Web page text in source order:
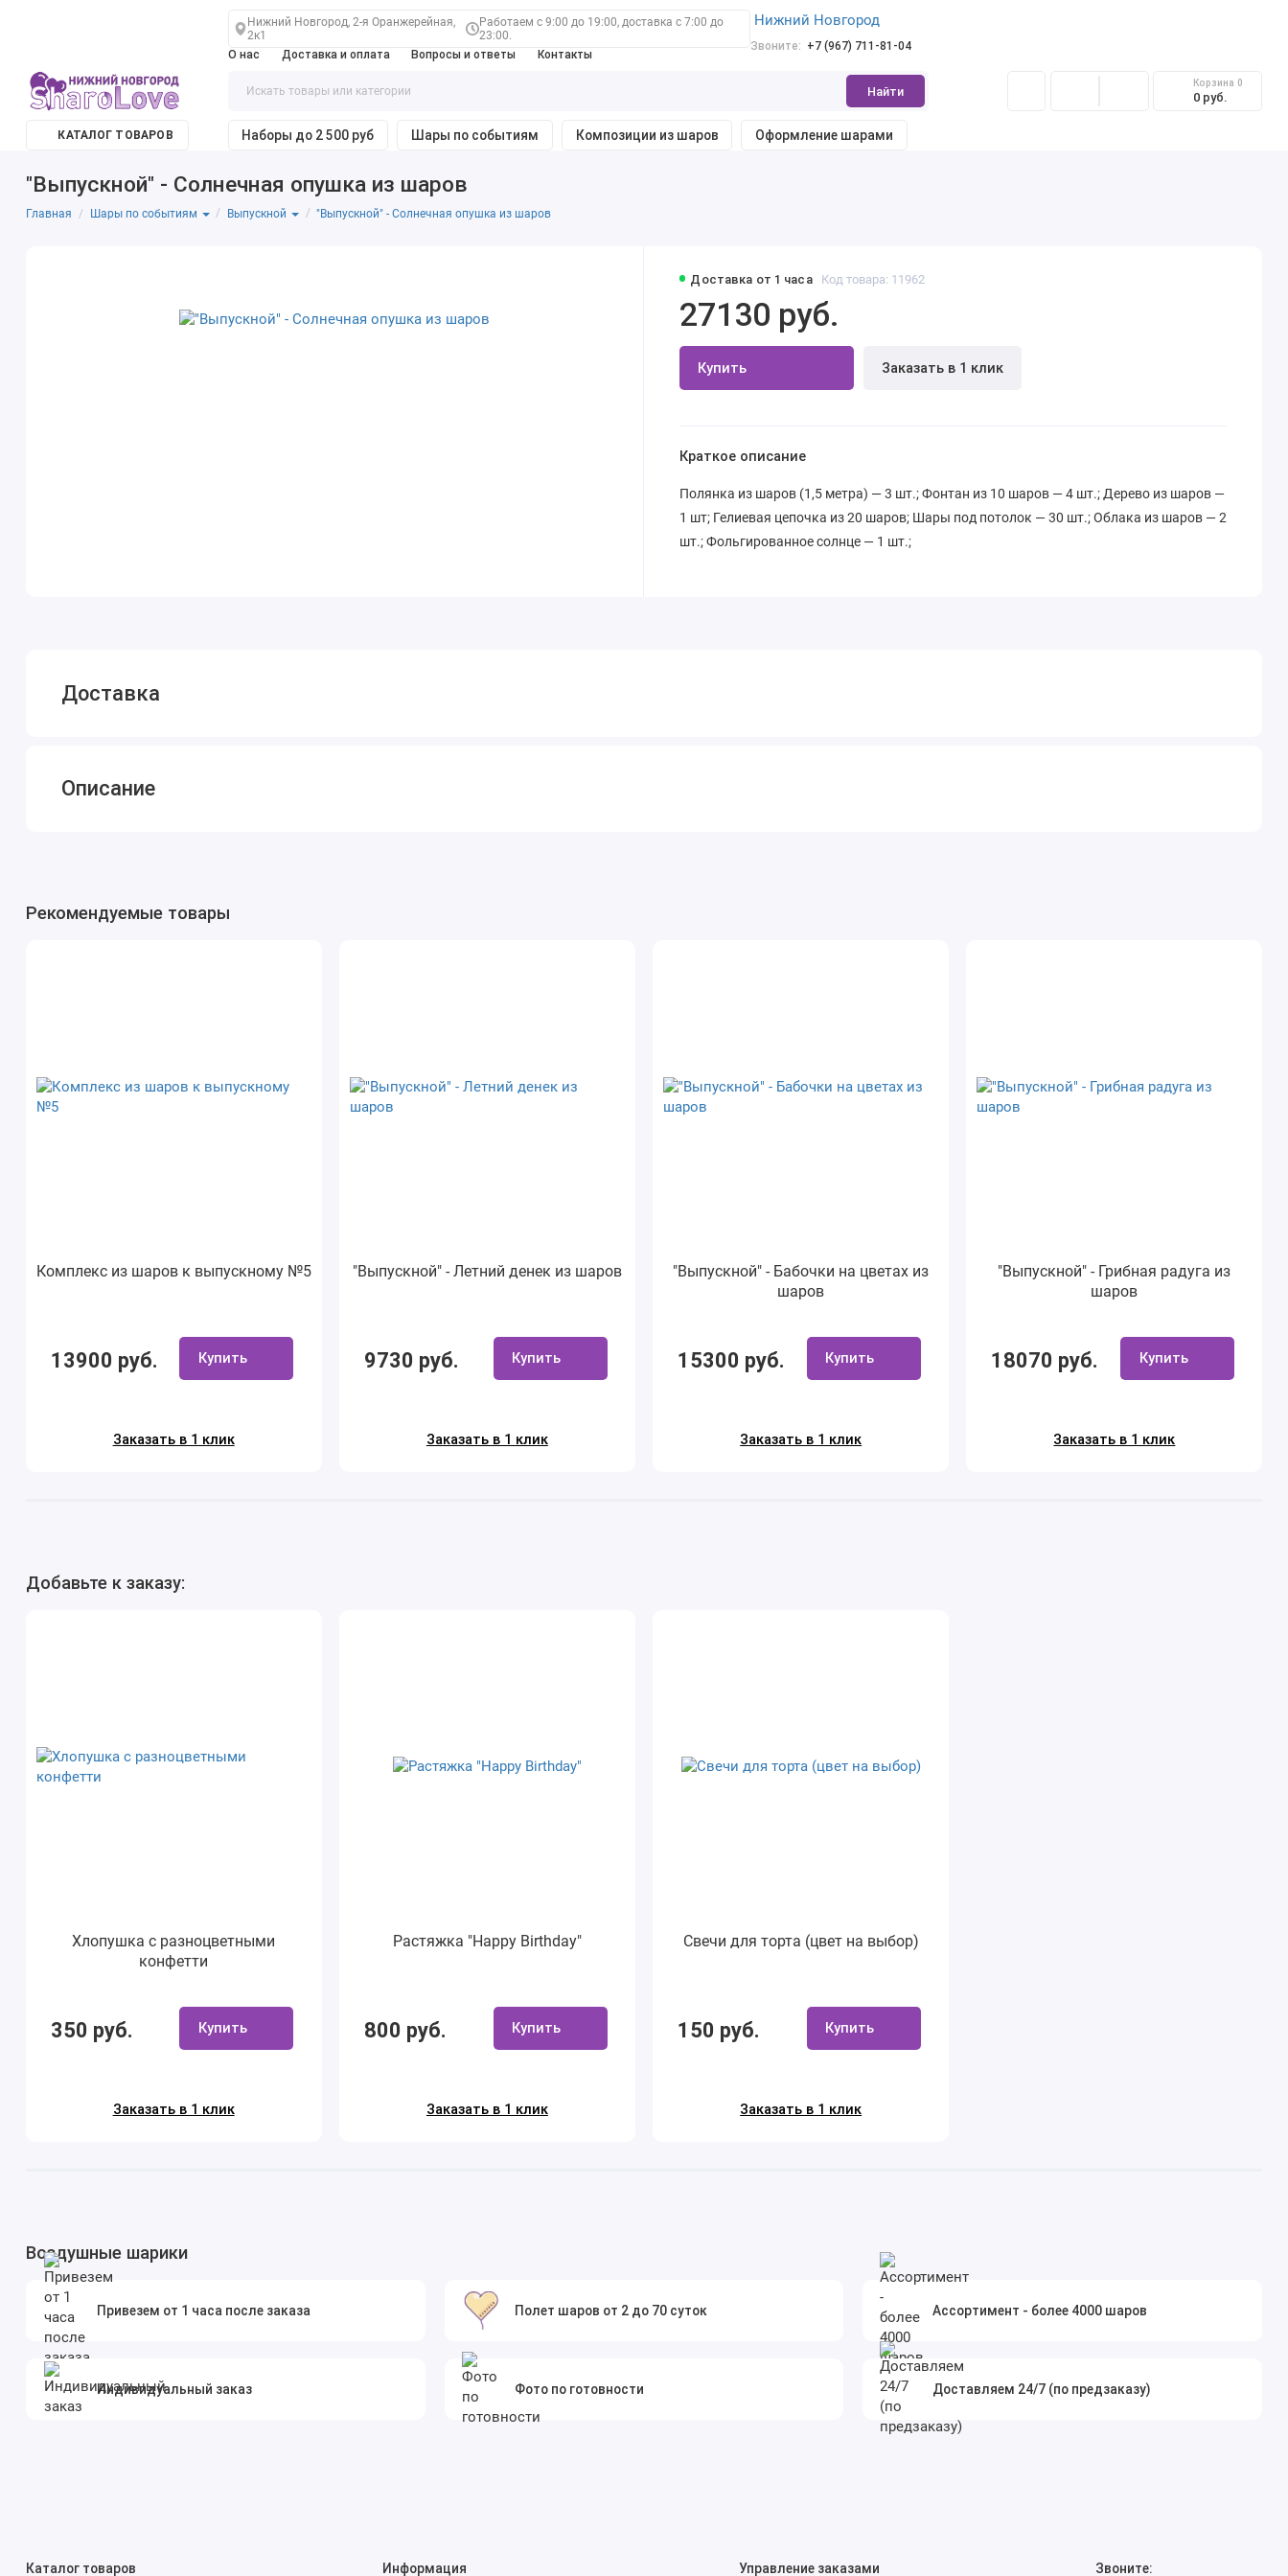
Нижний Новгород, 2-я Оранжерейная,
2к1
Работаем с 9:00 до 19:00, доставка с 7:00 до
23:00.
О нас
Доставка и оплата Вопросы и ответы Контакты
Нижний Новгород
Звоните: +7 (967) 711-81-04
Найти
Корзина 0
0 руб.
КАТАЛОГ ТОВАРОВ Наборы до 2 500 руб Шары по событиям Композиции из шаров Оформление шарами
"Выпускной" - Солнечная опушка из шаров
Главная Шары по событиям Выпускной "Выпускной" - Солнечная опушка из шаров
Доставка от 1 часа Код товара: 11962
27130 руб.
Купить Заказать в 1 клик
Краткое описание
Полянка из шаров (1,5 метра) — 3 шт.; Фонтан из 10 шаров — 4 шт.; Дерево из шаров —
1 шт; Гелиевая цепочка из 20 шаров; Шары под потолок — 30 шт.; Облака из шаров — 2
шт.; Фольгированное солнце — 1 шт.;
Доставка
Описание
Рекомендуемые товары
Комплекс из шаров к выпускному №5
13900 руб. Купить
Заказать в 1 клик
"Выпускной" - Летний денек из шаров
9730 руб. Купить
Заказать в 1 клик
"Выпускной" - Бабочки на цветах из
шаров
15300 руб. Купить
Заказать в 1 клик
"Выпускной" - Грибная радуга из
шаров
18070 руб. Купить
Заказать в 1 клик
Добавьте к заказу:
Хлопушка с разноцветными
конфетти
350 руб. Купить
Заказать в 1 клик
Растяжка "Happy Birthday"
800 руб. Купить
Заказать в 1 клик
Свечи для торта (цвет на выбор)
150 руб. Купить
Заказать в 1 клик
Воздушные шарики
Привезем от 1 часа после заказа Полет шаров от 2 до 70 суток Ассортимент - более 4000 шаров
Индивидуальный заказ Фото по готовности Доставляем 24/7 (по предзаказу)
Каталог товаров Информация Управление заказами Звоните: